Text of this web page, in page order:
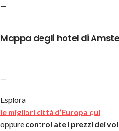
—
Mappa degli hotel di
—
Esplora
le migliori città d’Europa qui
oppure controllate i prezzi dei